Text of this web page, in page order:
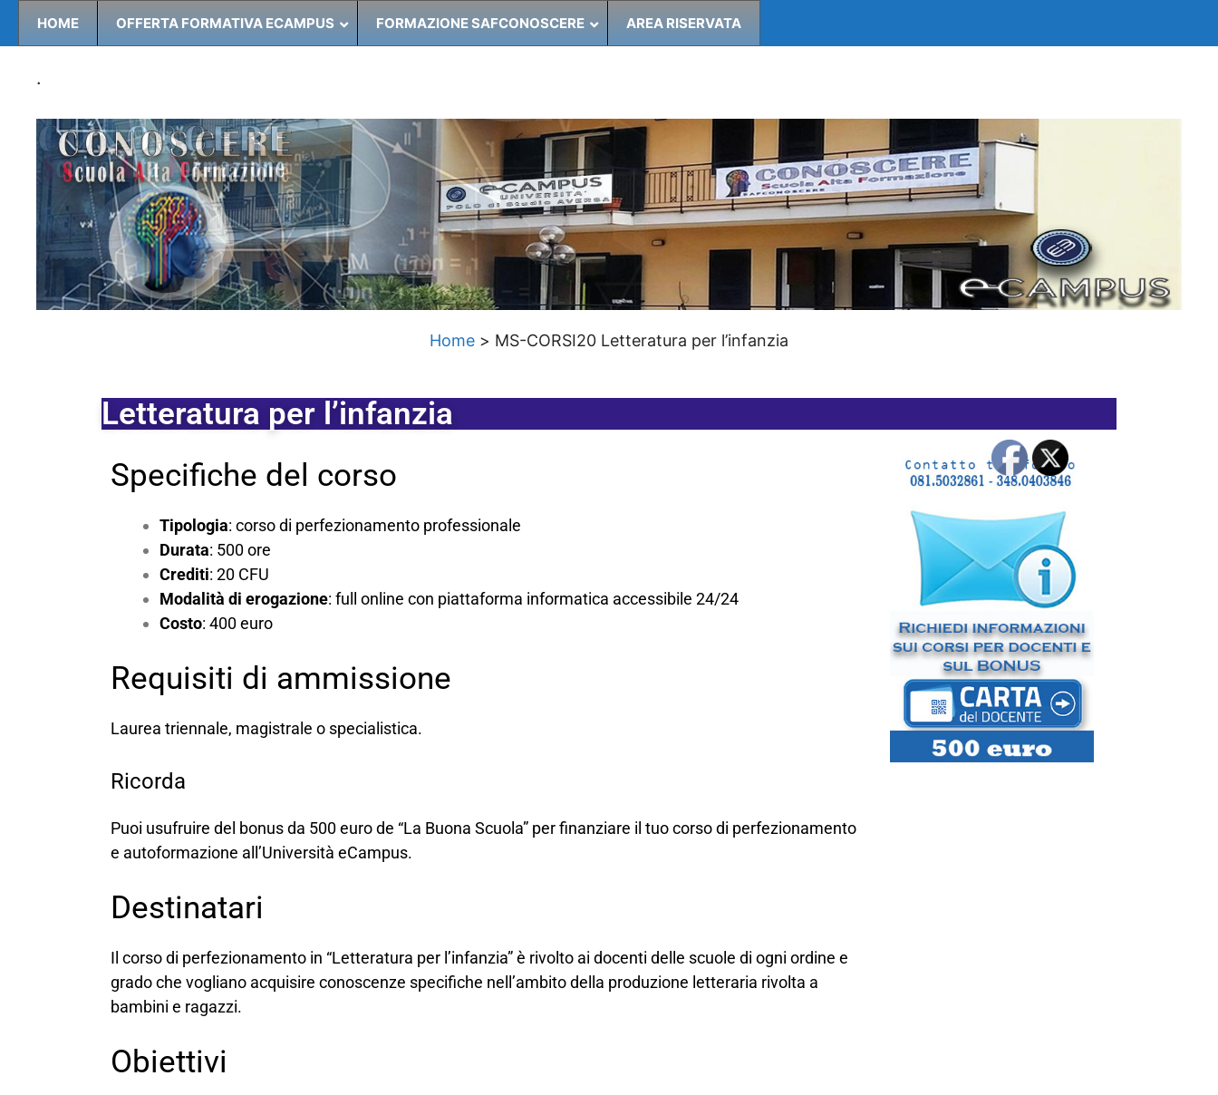
HOME OFFERTA FORMATIVA ECAMPUS FORMAZIONE SAFCONOSCERE AREA RISERVATA
.
Home > MS-CORSI20 Letteratura per l’infanzia
Letteratura per l’infanzia
Specifiche del corso
Tipologia: corso di perfezionamento professionale
Durata: 500 ore
Crediti: 20 CFU
Modalità di erogazione: full online con piattaforma informatica accessibile 24/24
Costo: 400 euro
Requisiti di ammissione
Laurea triennale, magistrale o specialistica.
Ricorda
Puoi usufruire del bonus da 500 euro de “La Buona Scuola” per finanziare il tuo corso di perfezionamento
e autoformazione all’Università eCampus.
Destinatari
Il corso di perfezionamento in “Letteratura per l’infanzia” è rivolto ai docenti delle scuole di ogni ordine e
grado che vogliano acquisire conoscenze specifiche nell’ambito della produzione letteraria rivolta a
bambini e ragazzi.
Obiettivi